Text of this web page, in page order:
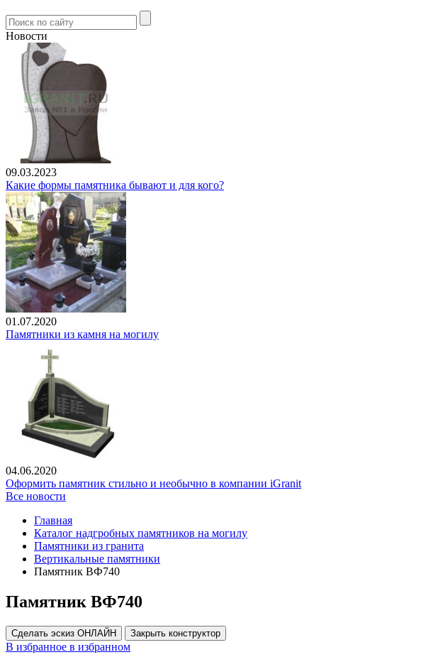
Новости
09.03.2023
Какие формы памятника бывают и для кого?
01.07.2020
Памятники из камня на могилу
04.06.2020
Оформить памятник стильно и необычно в компании iGranit
Все новости
Главная
Каталог надгробных памятников на могилу
Памятники из гранита
Вертикальные памятники
Памятник ВФ740
Памятник ВФ740
Сделать эскиз ОНЛАЙН Закрыть конструктор
В избранное в избранном